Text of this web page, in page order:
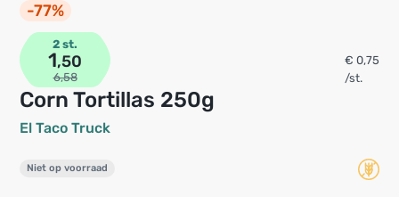
-77%
Corn Tortillas 250g
El Taco Truck
2 st.
1,50
6,58
€ 0,75
/st.
Niet op voorraad